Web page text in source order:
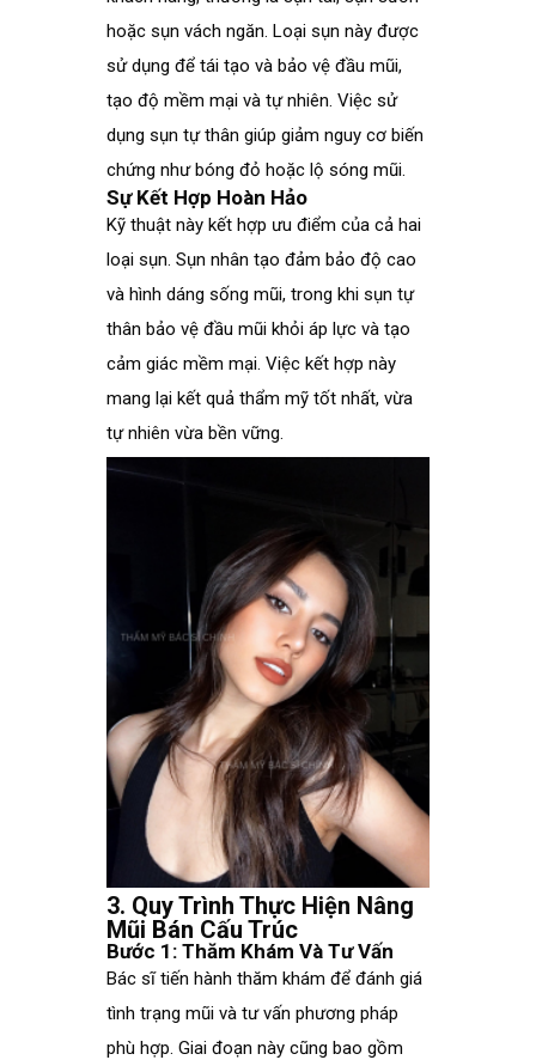
hoặc sụn vách ngăn. Loại sụn này được
sử dụng để tái tạo và bảo vệ đầu mũi,
tạo độ mềm mại và tự nhiên. Việc sử
dụng sụn tự thân giúp giảm nguy cơ biến
chứng như bóng đỏ hoặc lộ sóng mũi.
Sự Kết Hợp Hoàn Hảo
Kỹ thuật này kết hợp ưu điểm của cả hai
loại sụn. Sụn nhân tạo đảm bảo độ cao
và hình dáng sống mũi, trong khi sụn tự
thân bảo vệ đầu mũi khỏi áp lực và tạo
cảm giác mềm mại. Việc kết hợp này
mang lại kết quả thẩm mỹ tốt nhất, vừa
tự nhiên vừa bền vững.
3. Quy Trình Thực Hiện Nâng
Mũi Bán Cấu Trúc
Bước 1: Thăm Khám Và Tư Vấn
Bác sĩ tiến hành thăm khám để đánh giá
tình trạng mũi và tư vấn phương pháp
phù hợp. Giai đoạn này cũng bao gồm